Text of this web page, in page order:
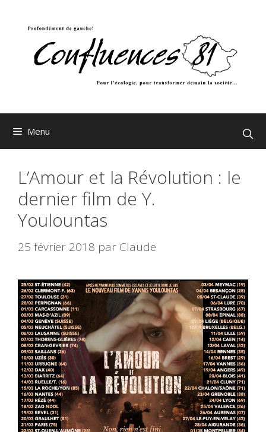
Menu
L’Amour et la Révolution : le
dernier film de Y.
Youlountas
25 février 2018 par Claude